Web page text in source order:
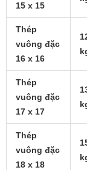
15 x 15
Thép
vuông đặc
16 x 16
Thép
vuông đặc
17 x 17
Thép
vuông đặc
18 x 18